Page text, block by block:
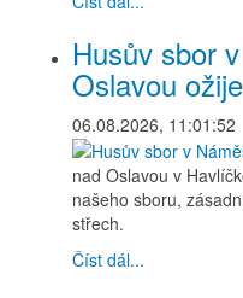
Husův sbor
Oslavou ožije
06.08.2026, 11:01:52
nad Oslavou v
našeho sboru,
střech.
Číst dál...